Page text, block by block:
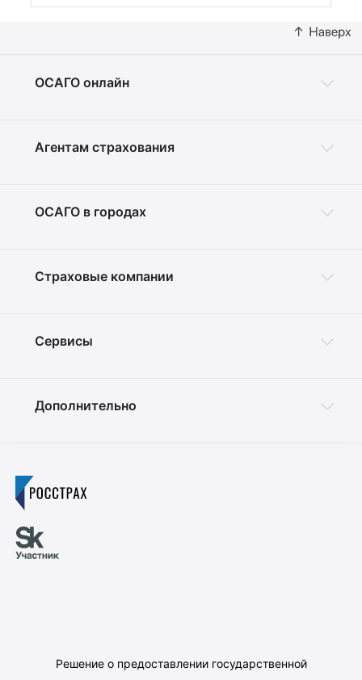
ОСАГО онлайн
Агентам страхования
ОСАГО в городах
Страховые компании
Сервисы
Дополнительно
Решение о предоставлении государственной